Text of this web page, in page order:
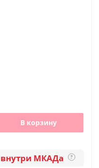
В корзину
внутри МКАДа ?